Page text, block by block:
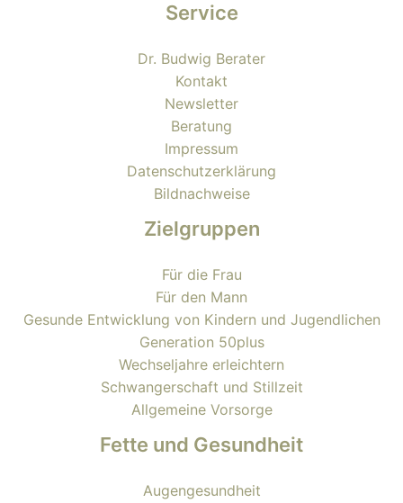
Service
Dr. Budwig Berater
Kontakt
Newsletter
Beratung
Impressum
Datenschutzerklärung
Bildnachweise
Zielgruppen
Für die Frau
Für den Mann
Gesunde Entwicklung von Kindern und Jugendlichen
Generation 50plus
Wechseljahre erleichtern
Schwangerschaft und Stillzeit
Allgemeine Vorsorge
Fette und Gesundheit
Augengesundheit